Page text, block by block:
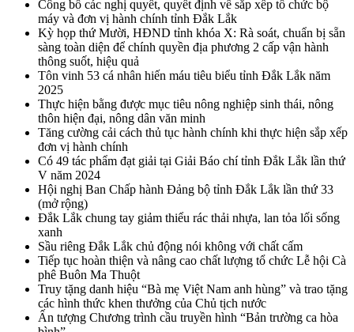
Công bố các nghị quyết, quyết định về sắp xếp tổ chức bộ
máy và đơn vị hành chính tỉnh Đắk Lắk
Kỳ họp thứ Mười, HĐND tỉnh khóa X: Rà soát, chuẩn bị sẵn
sàng toàn diện để chính quyền địa phương 2 cấp vận hành
thông suốt, hiệu quả
Tôn vinh 53 cá nhân hiến máu tiêu biểu tỉnh Đắk Lắk năm
2025
Thực hiện bằng được mục tiêu nông nghiệp sinh thái, nông
thôn hiện đại, nông dân văn minh
Tăng cường cải cách thủ tục hành chính khi thực hiện sắp xếp
đơn vị hành chính
Có 49 tác phẩm đạt giải tại Giải Báo chí tỉnh Đắk Lắk lần thứ
V năm 2024
Hội nghị Ban Chấp hành Đảng bộ tỉnh Đắk Lắk lần thứ 33
(mở rộng)
Đắk Lắk chung tay giảm thiểu rác thải nhựa, lan tỏa lối sống
xanh
Sầu riêng Đắk Lắk chủ động nói không với chất cấm
Tiếp tục hoàn thiện và nâng cao chất lượng tổ chức Lễ hội Cà
phê Buôn Ma Thuột
Truy tặng danh hiệu “Bà mẹ Việt Nam anh hùng” và trao tặng
các hình thức khen thưởng của Chủ tịch nước
Ấn tượng Chương trình cầu truyền hình “Bản trường ca hòa